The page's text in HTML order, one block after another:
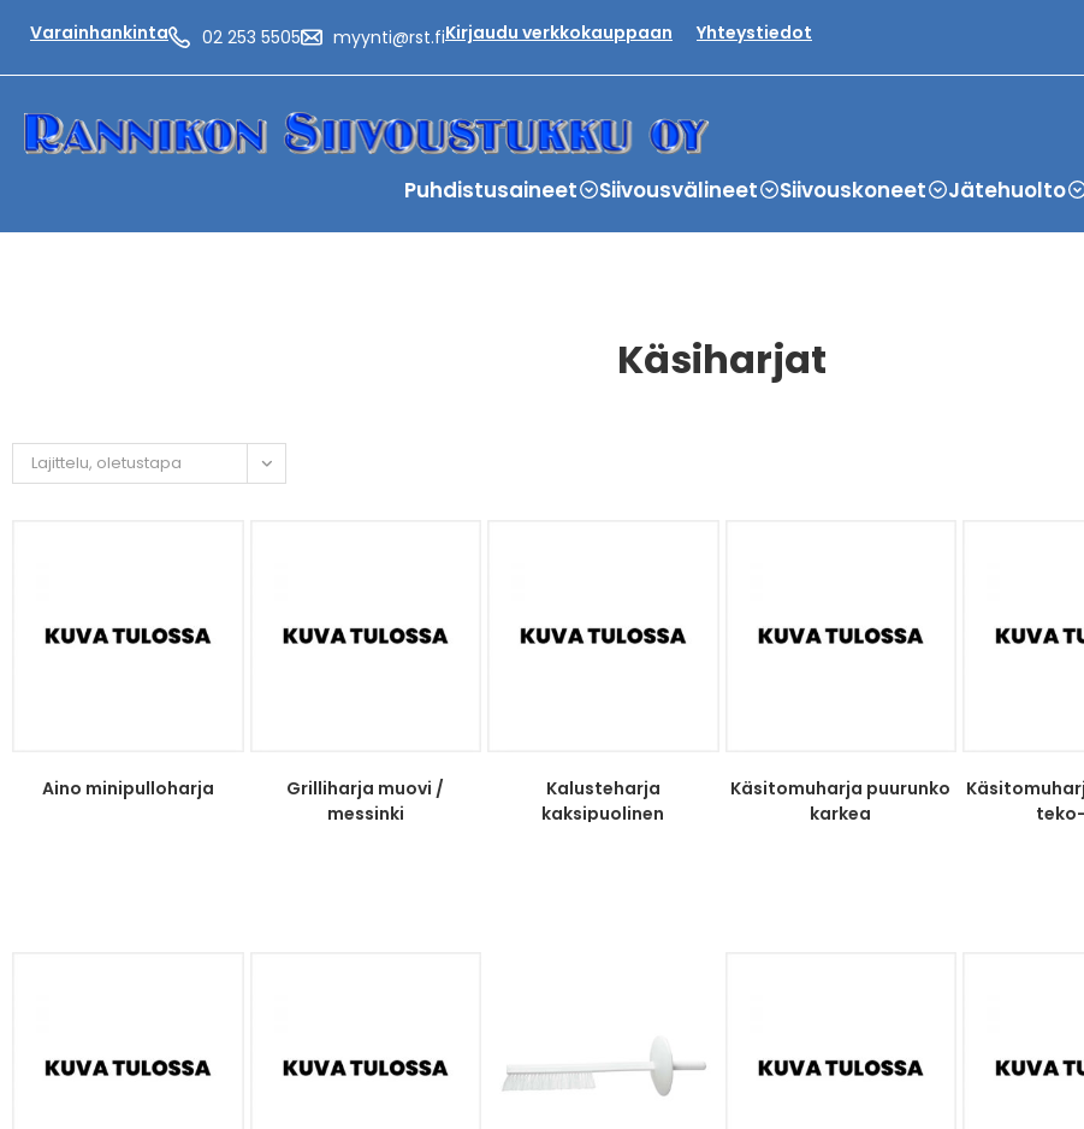
Varainhankinta 02 253 5505 myynti@rst.fiKirjaudu verkkokauppaan Yhteystiedot
Puhdistusaineet Siivousvälineet Siivouskoneet Jätehuolto
Käsiharjat
Lajittelu, oletustapa
Aino minipulloharja
Grilliharja muovi /
messinki
Kalusteharja
kaksipuolinen
Käsitomuharja puurunko
karkea